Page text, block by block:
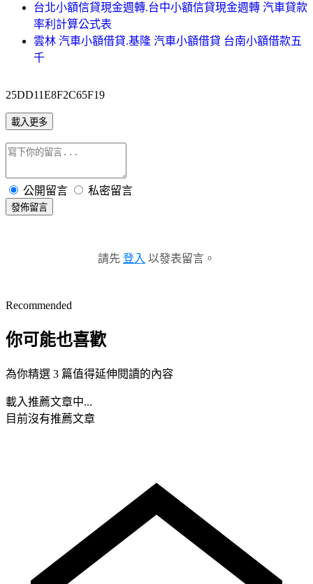
台北小額信貸現金週轉.台中小額信貸現金週轉 汽車貸款
率利計算公式表
雲林 汽車小額借貸.基隆 汽車小額借貸 台南小額借款五
千
25DD11E8F2C65F19
載入更多
公開留言 私密留言
發佈留言
請先 登入 以發表留言。
Recommended
你可能也喜歡
為你精選 3 篇值得延伸閱讀的內容
載入推薦文章中...
目前沒有推薦文章